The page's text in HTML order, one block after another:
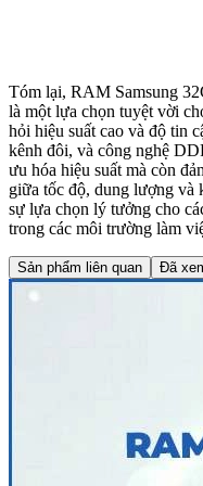
Tóm lại, RAM Samsung
là một lựa chọn tuyệt vời
hỏi hiệu suất cao và độ tin
kênh đôi, và công nghệ
ưu hóa hiệu suất mà còn
giữa tốc độ, dung lượng và
sự lựa chọn lý tưởng cho
trong các môi trường làm
Sản phẩm liên quan Đã